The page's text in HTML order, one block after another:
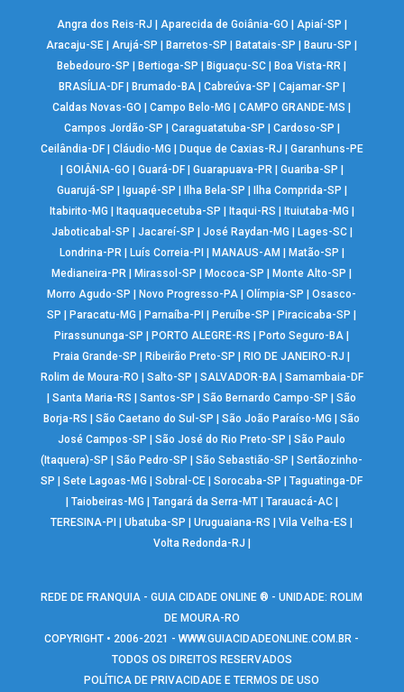
Angra dos Reis-RJ Aparecida de Goiânia-GO Apiaí-SP
Aracaju-SE |Arujá-SP Barretos-SP Batatais-SP Bauru-SP
Bebedouro-SP
Bertioga-SP Biguaçu-SC Boa Vista-RR
BRASÍLIA-DF| Brumado-BA| Cabreúva-SP Cajamar-SP
Caldas Novas-GO
|Campo Belo-MG |CAMPO GRANDE-MS
Campos Jordão-SP
Caraguatatuba-SP Cardoso-SP
Ceilândia-DF| Cláudio-MG Duque de Caxias-RJ
Garanhuns-PE
GOIÂNIA-GO Guará-DF| Guarapuava-PR| Guariba-SP
Guarujá-SP
Iguapé-SP Ilha Bela-SP Ilha Comprida-SP
Itabirito-MG
Itaquaquecetuba-SP Itaqui-RS Ituiutaba-MG
Jaboticabal-SP
Jacareí-SP José Raydan-MG Lages-SC|
Londrina-PR| Luís Correia-PI MANAUS-AM Matão-SP
Medianeira-PR
Mirassol-SP Mococa-SP Monte Alto-SP
Morro Agudo-SP
Novo Progresso-PA |Olímpia-SP |Osasco-
SP
Paracatu-MG Parnaíba-PI Peruíbe-SP Piracicaba-SP
Pirassununga-SP
PORTO ALEGRE-RS Porto Seguro-BA
Praia Grande-SP
Ribeirão Preto-SP RIO DE JANEIRO-RJ
Rolim de Moura-RO
Salto-SP SALVADOR-BA| Samambaia-DF
|Santa Maria-RS |Santos-SP |São Bernardo Campo-SP |São
Borja-RS
|São Caetano do Sul-SP |São João Paraíso-MG |São
José Campos-SP
|São José do Rio Preto-SP |São Paulo
(Itaquera)-SP
|São Pedro-SP |São Sebastião-SP |Sertãozinho-
SP
|Sete Lagoas-MG |Sobral-CE |Sorocaba-SP |Taguatinga-DF
Taiobeiras-MG Tangará da Serra-MT| Tarauacá-AC|
TERESINA-PI
|Ubatuba-SP |Uruguaiana-RS |Vila Velha-ES
Volta Redonda-RJ
REDE DE FRANQUIA - GUIA CIDADE ONLINE ® - UNIDADE: ROLIM
DE MOURA-RO
COPYRIGHT • 2006-2021 -WWW.GUIACIDADEONLINE.COM.BR -
TODOS OS DIREITOS RESERVADOS
POLÍTICA DE PRIVACIDADE E TERMOS DE USO